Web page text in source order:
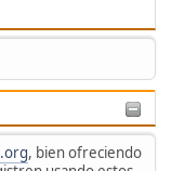
, bien ofreciendo